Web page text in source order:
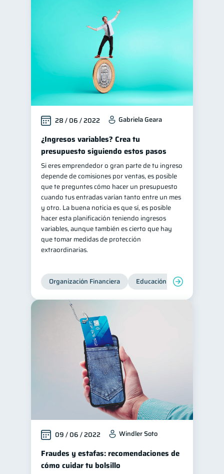
28 / 06 / 2022 Gabriela Geara
¿Ingresos variables? Crea tu
presupuesto siguiendo estos pasos
Si eres emprendedor o gran parte de tu ingreso
depende de comisiones por ventas, es posible
que te preguntes cómo hacer un presupuesto
cuando tus entradas varían tanto entre un mes
y otro. La buena noticia es que sí, es posible
hacer esta planificación teniendo ingresos
variables, aunque también es cierto que hay
que tomar medidas de protección
extraordinarias.
Organización Financiera Educación financiera
09 / 06 / 2022 Windler Soto
Fraudes y estafas: recomendaciones de
cómo cuidar tu bolsillo